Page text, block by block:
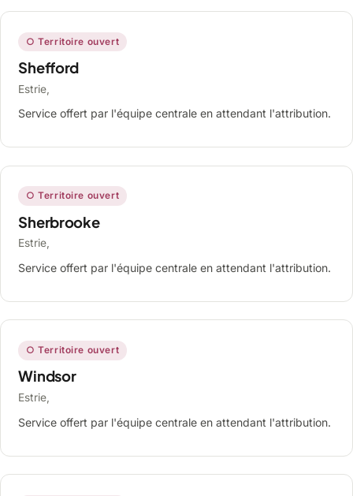
○ Territoire ouvert
Shefford
Estrie,
Service offert par l'équipe centrale en attendant l'attribution.
○ Territoire ouvert
Sherbrooke
Estrie,
Service offert par l'équipe centrale en attendant l'attribution.
○ Territoire ouvert
Windsor
Estrie,
Service offert par l'équipe centrale en attendant l'attribution.